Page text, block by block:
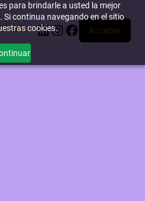
para brindarle a usted la mejor
Si continua navegando en el sitio
cookies.
LinkedIn
Instagram
Facebook
Acceder